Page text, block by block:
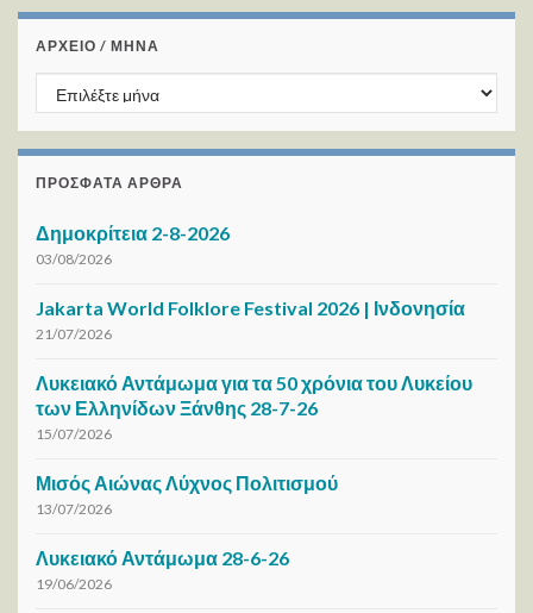
ΑΡΧΕΙΟ / ΜΗΝΑ
ΑΡΧΕΙΟ / ΜΗΝΑ
ΠΡΌΣΦΑΤΑ ΆΡΘΡΑ
Δημοκρίτεια 2-8-2026
03/08/2026
Jakarta World Folklore Festival 2026 | Ινδονησία
21/07/2026
Λυκειακό Αντάμωμα για τα 50 χρόνια του Λυκείου
των Ελληνίδων Ξάνθης 28-7-26
15/07/2026
Μισός Αιώνας Λύχνος Πολιτισμού
13/07/2026
Λυκειακό Αντάμωμα 28-6-26
19/06/2026